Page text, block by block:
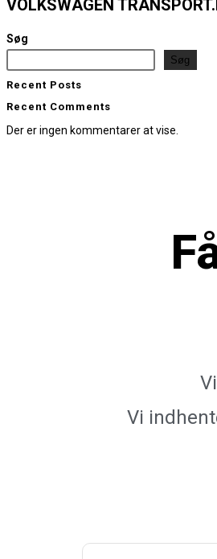
VOLKSWAGEN
Søg
Søg
Recent Posts
Recent Comments
Der er ingen kommentarer at vise.
Vi